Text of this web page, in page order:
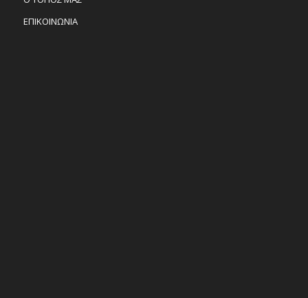
ΕΠΙΚΟΙΝΩΝΙΑ